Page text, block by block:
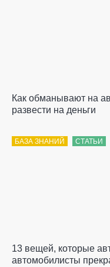
Как обманывают на
развести на деньги
БАЗА ЗНАНИЙ СТАТЬИ
13 вещей, которые
автомобилисты